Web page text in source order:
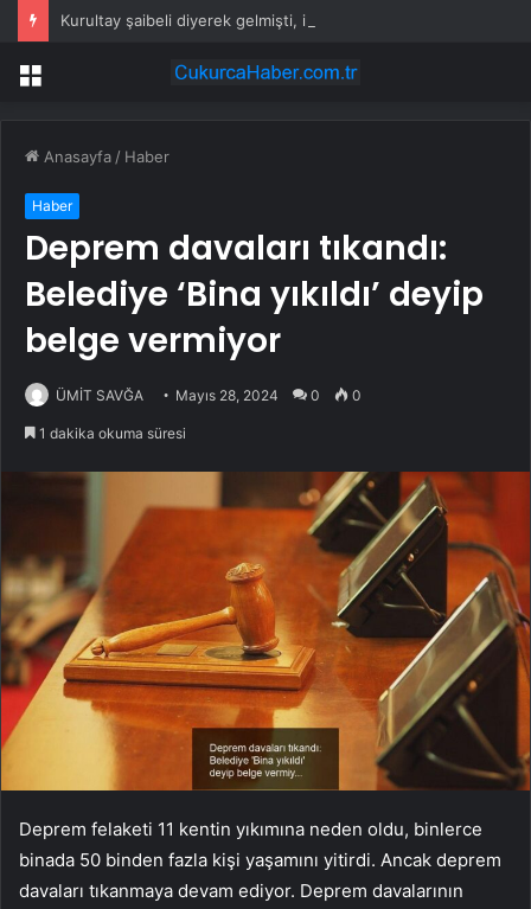
Menü
Anasayfa / Haber
Haber
Deprem davaları tıkandı:
Belediye ‘Bina yıkıldı’ deyip
belge vermiyor
ÜMİT SAVĞA Mayıs 28, 2024 0 0
1 dakika okuma süresi
Deprem felaketi 11 kentin yıkımına neden oldu, binlerce
binada 50 binden fazla kişi yaşamını yitirdi. Ancak deprem
davaları tıkanmaya devam ediyor. Deprem davalarının